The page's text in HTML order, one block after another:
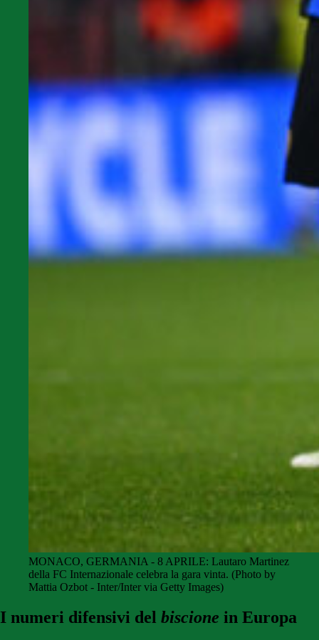
MONACO, GERMANIA - 8 APRILE: Lautaro Martinez
della FC Internazionale celebra la gara vinta. (Photo by
Mattia Ozbot - Inter/Inter via Getty Images)
I numeri difensivi del biscione in Europa